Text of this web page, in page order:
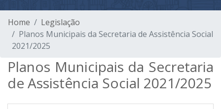
Home
Legislação
Planos Municipais da Secretaria de Assistência Social
2021/2025
Planos Municipais da Secretaria
de Assistência Social 2021/2025